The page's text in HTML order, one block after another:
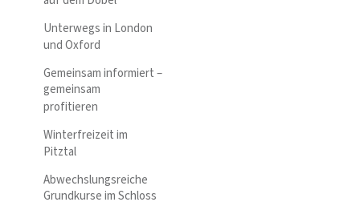
Unterwegs in London
und Oxford
Gemeinsam informiert –
gemeinsam
profitieren
Winterfreizeit im
Pitztal
Abwechslungsreiche
Grundkurse im Schloss